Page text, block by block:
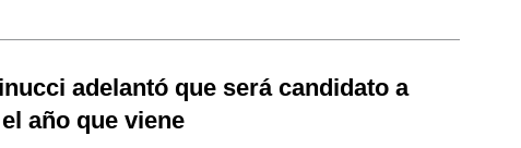
adelantó que será candidato a
año que viene